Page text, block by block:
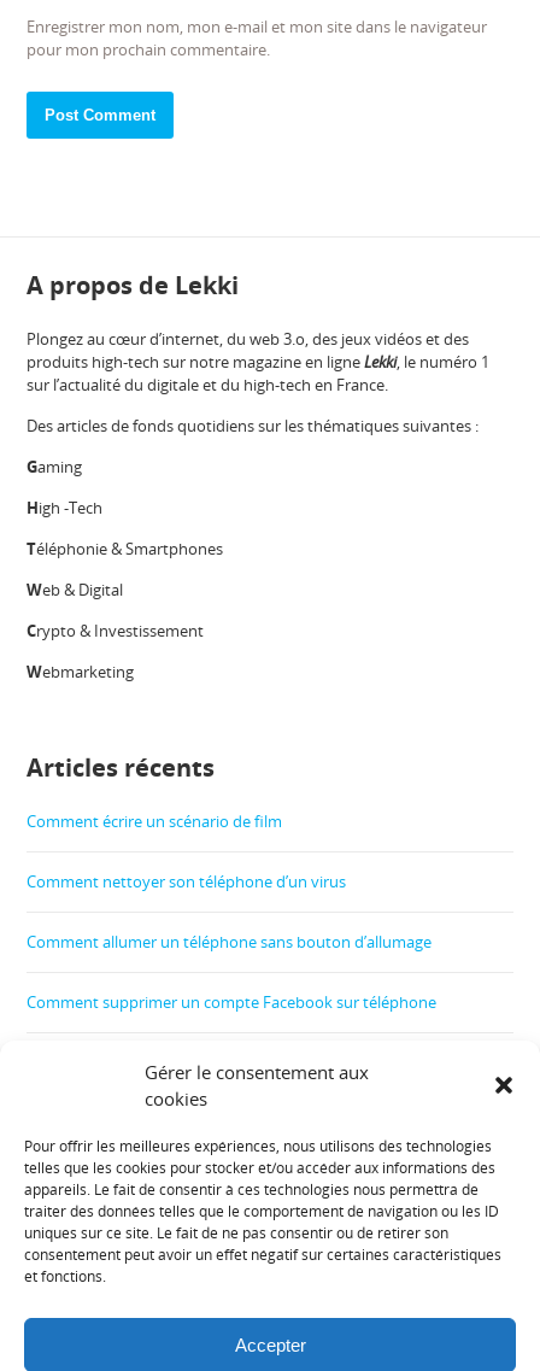
Gérer le consentement aux
cookies
Pour offrir les meilleures expériences, nous utilisons des technologies
telles que les cookies pour stocker et/ou accéder aux informations des
appareils. Le fait de consentir à ces technologies nous permettra de
traiter des données telles que le comportement de navigation ou les ID
uniques sur ce site. Le fait de ne pas consentir ou de retirer son
consentement peut avoir un effet négatif sur certaines caractéristiques
et fonctions.
Accepter
Enregistrer mon nom, mon e-mail et mon site dans le navigateur
pour mon prochain commentaire.
A propos de Lekki
Plongez au cœur d’internet, du web 3.o, des jeux vidéos et des
produits high-tech sur notre magazine en ligneLekki, le numéro 1
sur l’actualité du digitale et du high-tech en France.
Des articles de fonds quotidiens sur les thématiques suivantes :
Gaming
High -Tech
Téléphonie & Smartphones
Web & Digital
Crypto & Investissement
Webmarketing
Articles récents
Comment écrire un scénario de film
Comment nettoyer son téléphone d’un virus
Comment allumer un téléphone sans bouton d’allumage
Comment supprimer un compte Facebook sur téléphone
Comment créer un film
Informations diverses :
Plan de site